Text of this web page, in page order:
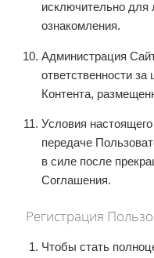
исключительно для
ознакомления.
Администрация
ответственности за
Контента,
Условия
передаче
в силе после
Соглашения.
Регистрация
Чтобы стать